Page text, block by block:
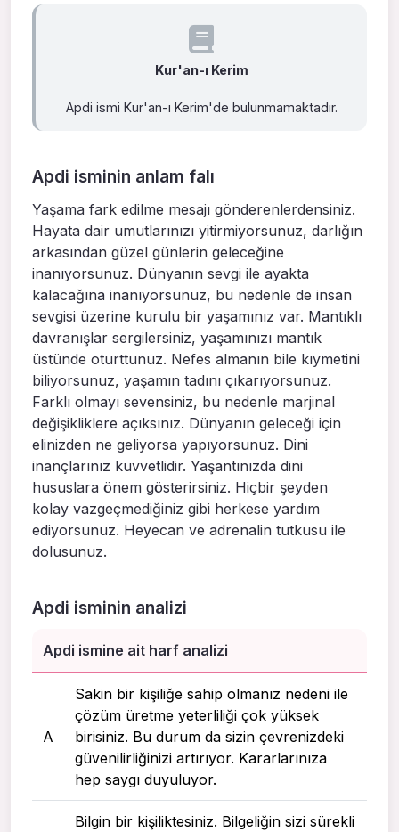
Kur'an-ı Kerim
Apdi ismi Kur'an-ı Kerim'de bulunmamaktadır.
Apdi isminin anlam falı
Yaşama fark edilme mesajı gönderenlerdensiniz.
Hayata dair umutlarınızı yitirmiyorsunuz, darlığın
arkasından güzel günlerin geleceğine
inanıyorsunuz. Dünyanın sevgi ile ayakta
kalacağına inanıyorsunuz, bu nedenle de insan
sevgisi üzerine kurulu bir yaşamınız var. Mantıklı
davranışlar sergilersiniz, yaşamınızı mantık
üstünde oturttunuz. Nefes almanın bile kıymetini
biliyorsunuz, yaşamın tadını çıkarıyorsunuz.
Farklı olmayı sevensiniz, bu nedenle marjinal
değişikliklere açıksınız. Dünyanın geleceği için
elinizden ne geliyorsa yapıyorsunuz. Dini
inançlarınız kuvvetlidir. Yaşantınızda dini
hususlara önem gösterirsiniz. Hiçbir şeyden
kolay vazgeçmediğiniz gibi herkese yardım
ediyorsunuz. Heyecan ve adrenalin tutkusu ile
dolusunuz.
Apdi isminin analizi
Apdi ismine ait harf analizi
A
Sakin bir kişiliğe sahip olmanız nedeni ile
çözüm üretme yeterliliği çok yüksek
birisiniz. Bu durum da sizin çevrenizdeki
güvenilirliğinizi artırıyor. Kararlarınıza
hep saygı duyuluyor.
Bilgin bir kişiliktesiniz. Bilgeliğin sizi sürekli